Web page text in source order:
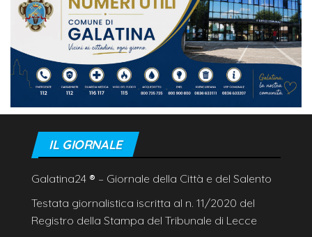
IL GIORNALE
Galatina24 ® – Giornale della Città e del Salento
Testata giornalistica iscritta al n. 11/2020 del
Registro della Stampa del Tribunale di Lecce